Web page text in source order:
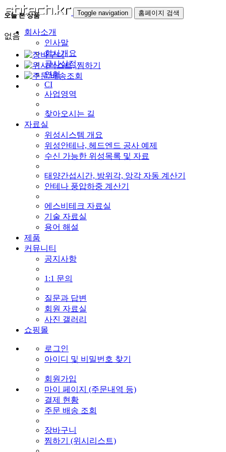
Toggle navigation 홈페이지 검색
회사소개
인사말
회사개요
공사실적
연혁
CI
사업영역
찾아오시는 길
자료실
위성시스템 개요
위성안테나, 헤드엔드 공사 예제
수신 가능한 위성목록 및 자료
태양간섭시간, 방위각, 앙각 자동 계산기
안테나 풍압하중 계산기
에스비테크 자료실
기술 자료실
용어 해설
제품
커뮤니티
공지사항
1:1 문의
질문과 답변
회원 자료실
사진 갤러리
쇼핑몰
로그인
아이디 및 비밀번호 찾기
회원가입
마이 페이지 (주문내역 등)
결제 현황
주문 배송 조회
장바구니
찜하기 (위시리스트)
오늘 본 상품
없음